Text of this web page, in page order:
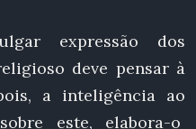
expressão dos
deve pensar à
a inteligência ao
este, elabora-o